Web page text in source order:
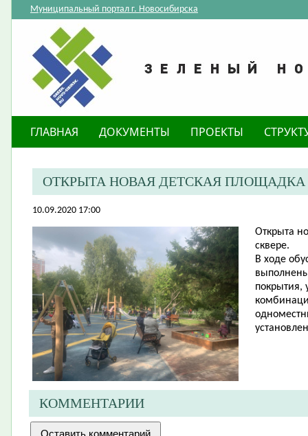
Муниципальный портал г. Новосибирска
ГЛАВНАЯ ДОКУМЕНТЫ ПРОЕКТЫ
​ОТКРЫТА НОВАЯ ДЕТСКАЯ
10.09.2020 17:00
Открыта
сквере.
В ходе
покрытия,
КОММЕНТАРИИ